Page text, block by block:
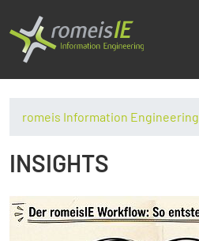
romeis Information Engineering
INSIGHTS